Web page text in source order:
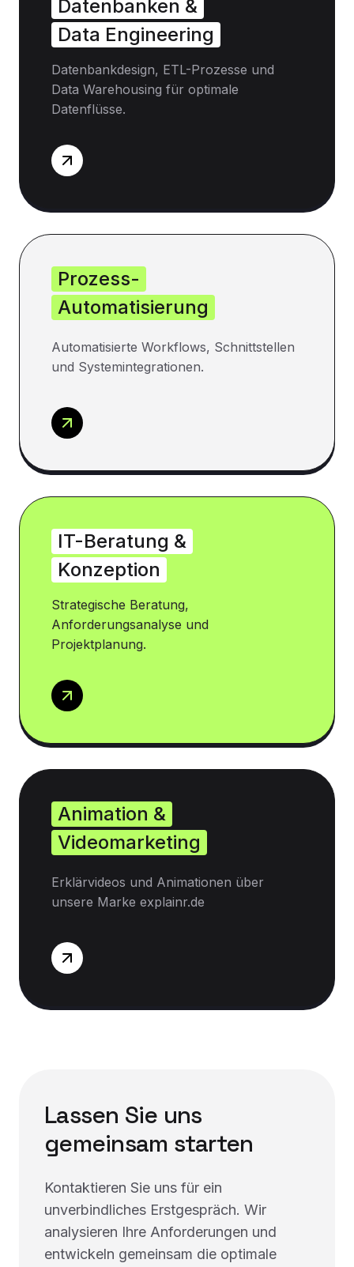
Datenbanken &
Data Engineering
Datenbankdesign, ETL-Prozesse und
Data Warehousing für optimale
Datenflüsse.
Prozess-
Automatisierung
Automatisierte Workflows, Schnittstellen
und Systemintegrationen.
IT-Beratung &
Konzeption
Strategische Beratung,
Anforderungsanalyse und
Projektplanung.
Animation &
Videomarketing
Erklärvideos und Animationen über
unsere Marke explainr.de
Lassen Sie uns
gemeinsam starten
Kontaktieren Sie uns für ein
unverbindliches Erstgespräch. Wir
analysieren Ihre Anforderungen und
entwickeln gemeinsam die optimale